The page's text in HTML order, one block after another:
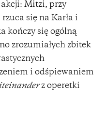
Mitzi, przy
się na Karła i
kończy się ogólną
zrozumiałych zbitek
i odśpiewaniem
z operetki